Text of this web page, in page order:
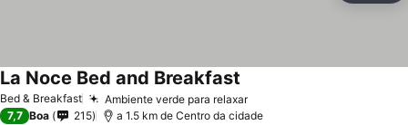
Bed & Breakfast Ambiente verde para relaxar
La Noce Bed and Breakfast
7,7 Boa 215 a 1.5 km de Centro da cidade